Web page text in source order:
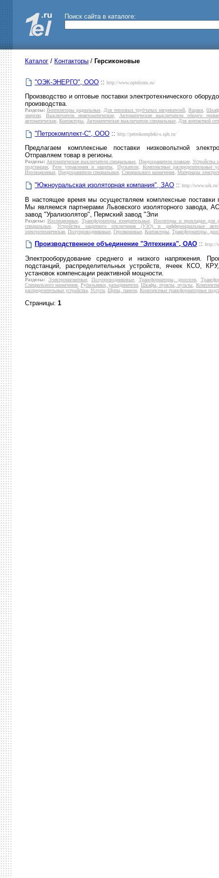
Поиск сайта в каталоге:
Каталог / Контакторы / Герсиконовые
"ОЭК-ЭНЕРГО", ООО :: http://www.optelcom.ru/
Производство и оптовые поставки электротехнического
производства.
Разделы: Вентиляторы радиальные,Для тепловых трубчатых нагревателей,Ящики,
энергии, Выключатели неавтоматические, Автоматические выключатели общего
автоматические, Контакторы, Автоматические выключатели специальные, Для контактной
"Петрокомплект-С", ООО :: http://petrokomplekt-s.spb.ru/
Предлагаем комплексные поставки низковольтной
Отправляем товар в регионы.
Разделы: Автоматические выключатели специальные, Предохранители плавкие, Устройства
подстанции,Реле управления и защиты, Пускатели, Комплектные распределительные
Изоляционные, Предохранители специальные, Специального назначения, Материалы
"Южноуральская изоляторная компания", ЗАО :: http://www.uik.ru/
В настоящее время мы осуществляем комплексные поставки
Мы являемся партнерами Львовского изоляторного завода,
завод "Урализолятор", Пермский завод "Эли
Разделы: Изоляционные Трансформаторы измерительные
Изоляторы и прокладки для
специальные ,Устройства защитного отключения (УЗО) и дифференциальные
электротехническая
Полупроводниковые Герсиконовые Контакторы Трансформаторы,
Производственное объединение "Элтехника", ОАО :: http://
Электрооборудование среднего и низкого напряжения.
подстанций, распределительных устройств, ячеек КСО,
установок компенсации реактивной мощности.
Разделы: Электромагнитные, Полупроводниковые Трансформаторы, дроссели
Специального назначения ,Рубильники, разъединители ,Шкафы, пункты, пульты
распределительные устройства Услуги Щиты, панели Комплектные трансформаторные
Страницы: 1